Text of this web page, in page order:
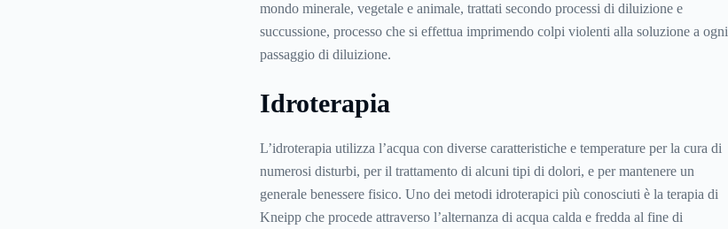
mondo minerale, vegetale e animale, trattati secondo processi di diluizione e
succussione, processo che si effettua imprimendo colpi violenti alla soluzione a ogni
passaggio di diluizione.
Idroterapia
L’idroterapia utilizza l’acqua con diverse caratteristiche e temperature per la cura di
numerosi disturbi, per il trattamento di alcuni tipi di dolori, e per mantenere un
generale benessere fisico. Uno dei metodi idroterapici più conosciuti è la terapia di
Kneipp che procede attraverso l’alternanza di acqua calda e fredda al fine di